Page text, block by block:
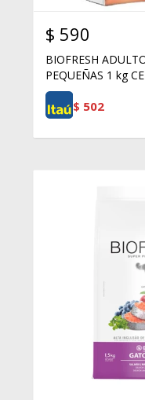
$ 590
BIOFRESH
PEQUEÑAS 1 kg
$ 502